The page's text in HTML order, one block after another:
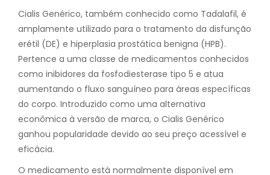
Cialis Genérico, também conhecido como Tadalafil, é
amplamente utilizado para o tratamento da disfunção
erétil (DE) e hiperplasia prostática benigna (HPB).
Pertence a uma classe de medicamentos conhecidos
como inibidores da fosfodiesterase tipo 5 e atua
aumentando o fluxo sanguíneo para áreas específicas
do corpo. Introduzido como uma alternativa
econômica à versão de marca, o Cialis Genérico
ganhou popularidade devido ao seu preço acessível e
eficácia.
O medicamento está normalmente disponível em